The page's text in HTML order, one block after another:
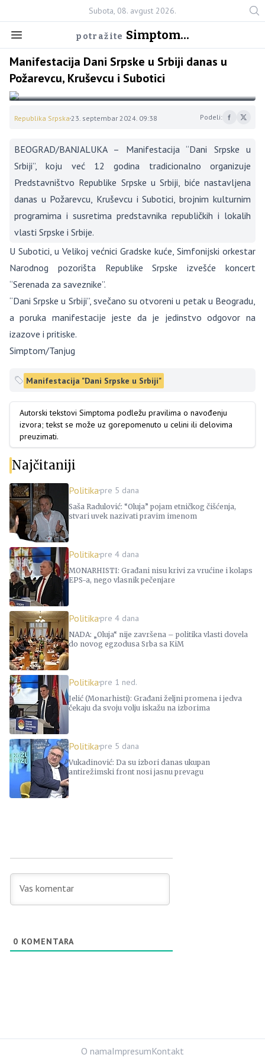
Subota, 08. avgust 2026.
potražite Simptom...
Manifestacija Dani Srpske u Srbiji danas u
Požarevcu, Kruševcu i Subotici
Republika Srpska 23. septembar 2024. 09:38 Podeli:
BEOGRAD/BANJALUKA – Manifestacija “Dani Srpske u
Srbiji”, koju već 12 godina tradicionalno organizuje
Predstavništvo Republike Srpske u Srbiji, biće nastavljena
danas u Požarevcu, Kruševcu i Subotici, brojnim kulturnim
programima i susretima predstavnika republičkih i lokalih
vlasti Srpske i Srbije.
U Subotici, u Velikoj većnici Gradske kuće, Simfonijski orkestar
Narodnog pozorišta Republike Srpske izvešće koncert
“Serenada za saveznike”.
“Dani Srpske u Srbiji”, svečano su otvoreni u petak u Beogradu,
a poruka manifestacije jeste da je jedinstvo odgovor na
izazove i pritiske.
Simptom/Tanjug
Manifestacija "Dani Srpske u Srbiji"
Autorski tekstovi Simptoma podležu pravilima o navođenju
izvora; tekst se može uz gorepomenuto u celini ili delovima
preuzimati.
Najčitaniji
Politikapre 5 dana
Saša Radulović: “Oluja” pojam etničkog čišćenja,
stvari uvek nazivati pravim imenom
Politikapre 4 dana
MONARHISTI: Građani nisu krivi za vrućine i kolaps
EPS-a, nego vlasnik pečenjare
Politikapre 4 dana
NADA: „Oluja“ nije završena – politika vlasti dovela
do novog egzodusa Srba sa KiM
Politikapre 1 ned.
Jelić (Monarhisti): Građani željni promena i jedva
čekaju da svoju volju iskažu na izborima
Politikapre 5 dana
Vukadinović: Da su izbori danas ukupan
antirežimski front nosi jasnu prevagu
0 KOMENTARA
O namaImpresumKontakt